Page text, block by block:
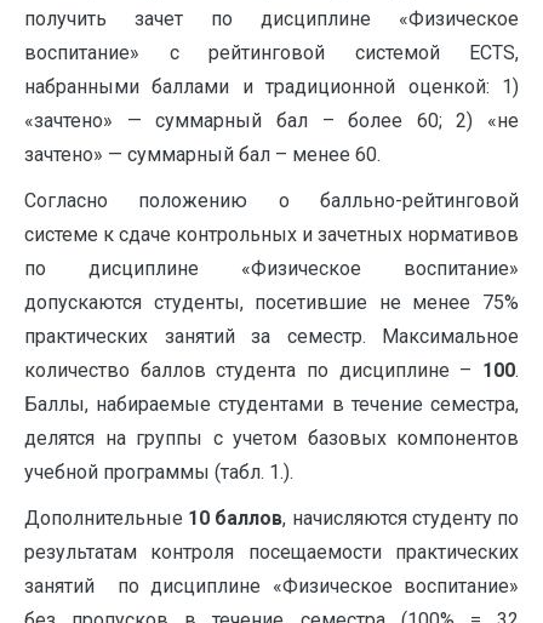
получить зачет по дисциплине «Физическое
воспитание» с рейтинговой системой ECTS,
набранными баллами и традиционной оценкой: 1)
«зачтено» — суммарный бал – более 60; 2) «не
зачтено» — суммарный бал – менее 60.
Согласно положению о балльно-рейтинговой
системе к сдаче контрольных и зачетных нормативов
по дисциплине «Физическое воспитание»
допускаются студенты, посетившие не менее 75%
практических занятий за семестр. Максимальное
количество баллов студента по дисциплине – 100.
Баллы, набираемые студентами в течение семестра,
делятся на группы с учетом базовых компонентов
учебной программы (табл. 1.).
Дополнительные 10 баллов, начисляются студенту по
результатам контроля посещаемости практических
занятий по дисциплине «Физическое воспитание»